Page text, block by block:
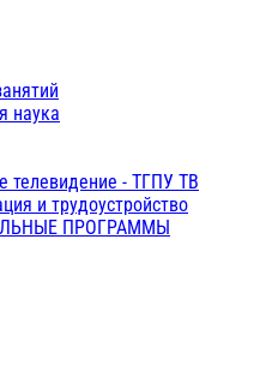
наука
телевидение - ТГПУ ТВ
и трудоустройство
ПРОГРАММЫ